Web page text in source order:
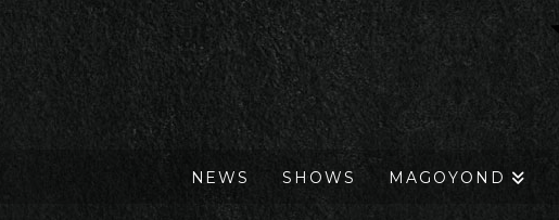
NEWS SHOWS MAGOYOND